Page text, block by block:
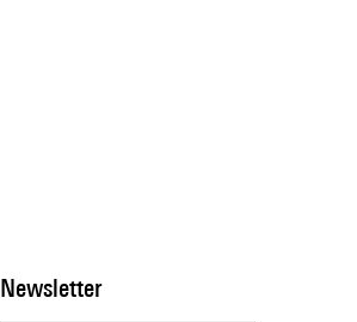
Newsletter